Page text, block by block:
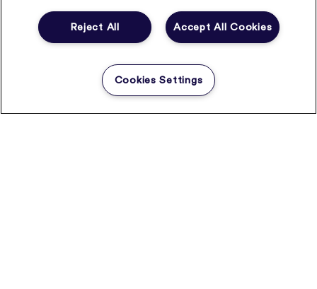
santé connectée.
© Frédéric Massard – Fotolia.com
Accept All Cookies
Reject All
Cookies Settings